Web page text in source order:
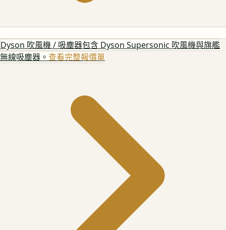
Dyson 吹風機 / 吸塵器包含 Dyson Supersonic 吹風機與旗艦
無線吸塵器。 查看完整報價單